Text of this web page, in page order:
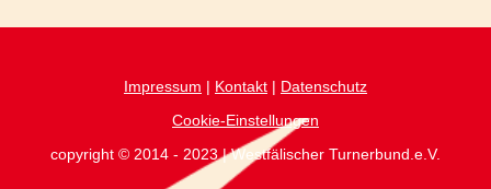
Impressum | Kontakt | Datenschutz
Cookie-Einstellungen
copyright © 2014 - 2023 | Westfälischer Turnerbund.e.V.